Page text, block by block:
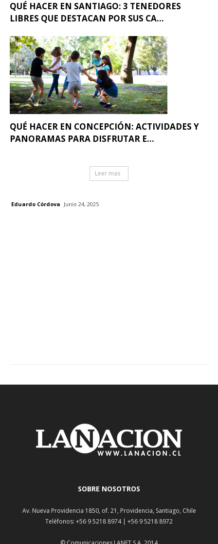
QUÉ HACER EN SANTIAGO: 3 TENEDORES
LIBRES QUE DESTACAN POR SUS CA...
QUÉ HACER EN CONCEPCIÓN: ACTIVIDADES Y
PANORAMAS PARA DISFRUTAR E...
Leer mas
Eduardo Córdova Junio 24, 2025
SOBRE NOSOTROS
Av. Nueva Providencia 1850, of. 21, Providencia, Santiago, Chile
Teléfonos: +56 9 5218 8974 | +56 9 5218 8972